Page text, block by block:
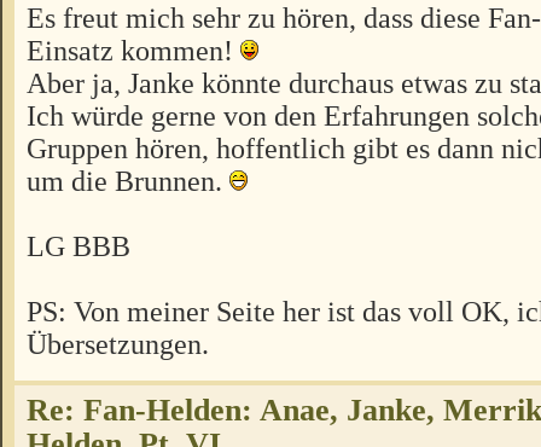
Es freut mich sehr zu hören, dass diese
Einsatz kommen!
Aber ja, Janke könnte durchaus etwas zu
Ich würde gerne von den Erfahrungen
Gruppen hören, hoffentlich gibt es dann
um die Brunnen.
LG BBB
PS: Von meiner Seite her ist das voll OK,
Übersetzungen.
Re: Fan-Helden: Anae, Janke,